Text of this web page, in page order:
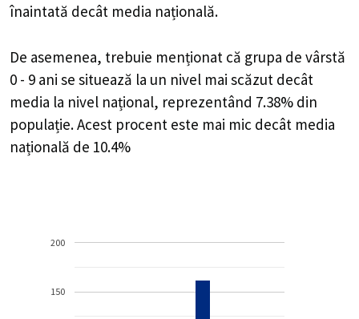
înaintată decât media națională.
De asemenea, trebuie menționat că grupa de vârstă
0 - 9 ani se situează la un nivel mai scăzut decât
media la nivel național, reprezentând 7.38% din
populație. Acest procent este mai mic decât media
națională de 10.4%
150
200